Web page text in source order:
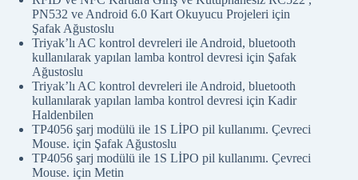
PN532 ve Android 6.0 Kart Okuyucu Projeleri için
Şafak Ağustoslu
Triyak’lı AC kontrol devreleri ile Android, bluetooth
kullanılarak yapılan lamba kontrol devresi için Şafak
Ağustoslu
Triyak’lı AC kontrol devreleri ile Android, bluetooth
kullanılarak yapılan lamba kontrol devresi için Kadir
Haldenbilen
TP4056 şarj modülü ile 1S LİPO pil kullanımı. Çevreci
Mouse. için Şafak Ağustoslu
TP4056 şarj modülü ile 1S LİPO pil kullanımı. Çevreci
Mouse. için Metin